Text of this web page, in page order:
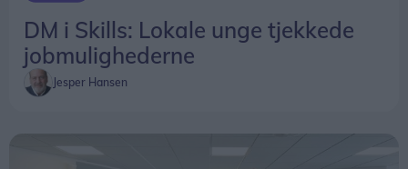
DM i Skills: Lokale unge tjekkede
jobmulighederne
Jesper Hansen